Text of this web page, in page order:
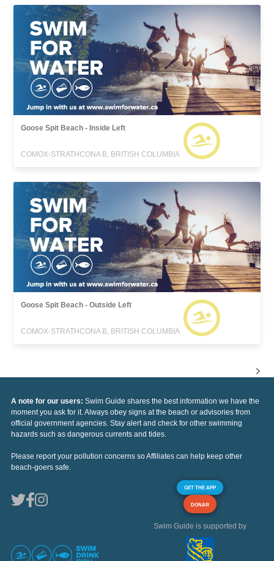
Goose Spit Beach - Inside Left
COMOX-STRATHCONA B, BRITISH COLUMBIA
Goose Spit Beach - Outside Left
COMOX-STRATHCONA B, BRITISH COLUMBIA
A note for our users: Swim Guide shares the best information we have the
moment you ask for it. Always obey signs at the beach or advisories from
official government agencies. Stay alert and check for other swimming
hazards such as dangerous currents and tides.
Please report your pollution concerns so Affiliates can help keep other
beach-goers safe.
GET THE APP
DONAR
Swim Guide is supported by